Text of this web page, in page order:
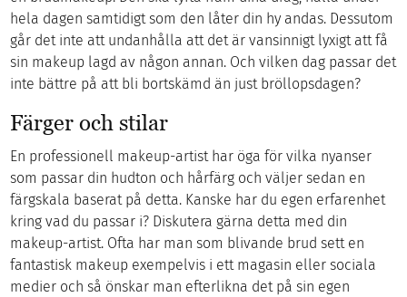
hela dagen samtidigt som den låter din hy andas. Dessutom
går det inte att undanhålla att det är vansinnigt lyxigt att få
sin makeup lagd av någon annan. Och vilken dag passar det
inte bättre på att bli bortskämd än just bröllopsdagen?
Färger och stilar
En professionell makeup-artist har öga för vilka nyanser
som passar din hudton och hårfärg och väljer sedan en
färgskala baserat på detta. Kanske har du egen erfarenhet
kring vad du passar i? Diskutera gärna detta med din
makeup-artist. Ofta har man som blivande brud sett en
fantastisk makeup exempelvis i ett magasin eller sociala
medier och så önskar man efterlikna det på sin egen